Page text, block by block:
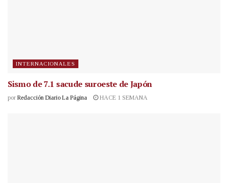
INTERNACIONALES
Sismo de 7.1 sacude suroeste de Japón
por Redacción Diario La Página HACE 1 SEMANA